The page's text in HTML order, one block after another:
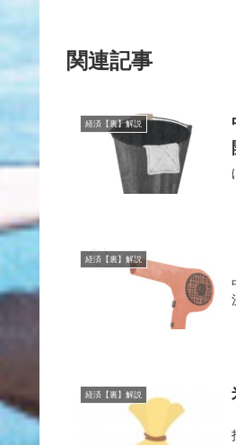
関連記事
経済【裏】解説
経済【裏】解説
経済【裏】解説